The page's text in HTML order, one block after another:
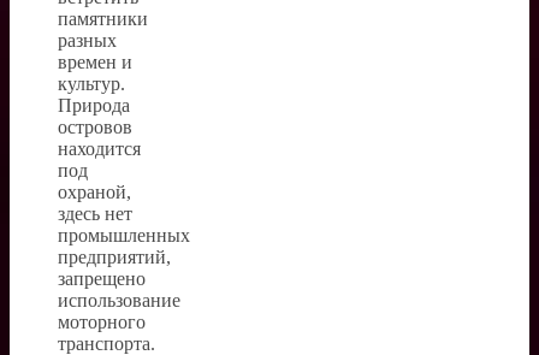
памятники
разных
времен и
культур.
Природа
островов
находится
под
охраной,
здесь нет
промышленных
предприятий,
запрещено
использование
моторного
транспорта.